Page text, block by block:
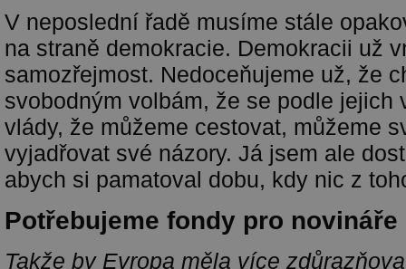
V neposlední řadě musíme stále
na straně demokracie. Demokracii už
samozřejmost. Nedoceňujeme už, že
svobodným volbám, že se podle jejich
vlády, že můžeme cestovat, můžeme
vyjadřovat své názory. Já jsem ale
abych si pamatoval dobu, kdy nic z
Potřebujeme fondy pro novináře
Takže by Evropa měla více